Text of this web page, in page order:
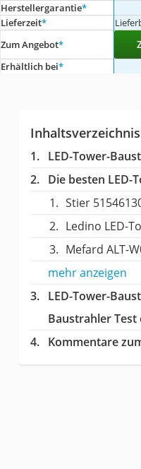
Herstellergarantie*
Lieferzeit*
Zum Angebot*
Erhältlich bei*
Inhaltsverzeichnis
LED-Tower-
Die besten LED-
Stier
Ledino LED-
Mefard ALT-
mehr anzeigen
LED-Tower-
Baustrahler Test
Kommentare